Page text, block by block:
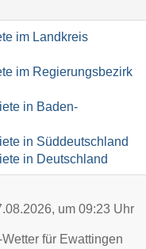
im Landkreis
im Regierungsbezirk
in Baden-
in Süddeutschland
in Deutschland
um 09:23 Uhr
für Ewattingen